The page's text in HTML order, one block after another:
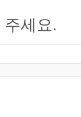
세요.